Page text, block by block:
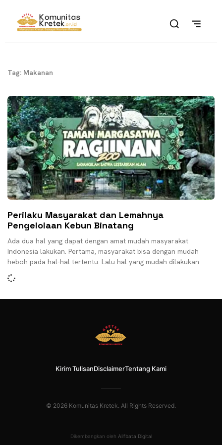
Tag: Makanan
Perilaku Masyarakat dan Lemahnya
Pengelolaan Kebun Binatang
Ada dua hal yang dapat dengan amat mudah masyarakat
Indonesia lakukan. Pertama, masyarakat bisa dengan mudah
heboh pada hal-hal tertentu. Lalu hal yang mudah dilakukan
Kirim TulisanDisclaimerTentang Kami
© 2026 Komunitas Kretek. All Rights Reserved.
Dikembangkan oleh Alifbata Digital